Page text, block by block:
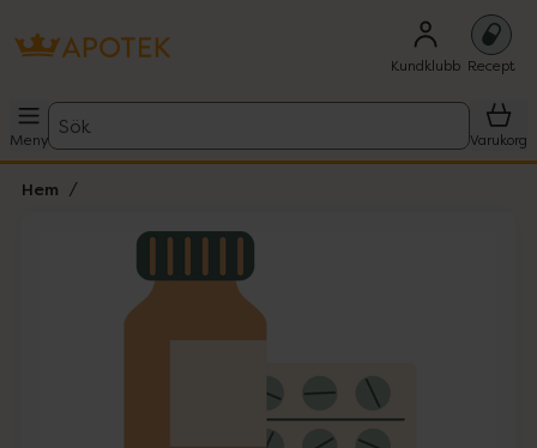
Kundklubb Recept
Meny
Sök
Varukorg
Hem
Lista: . Innehåller 1 objekt.